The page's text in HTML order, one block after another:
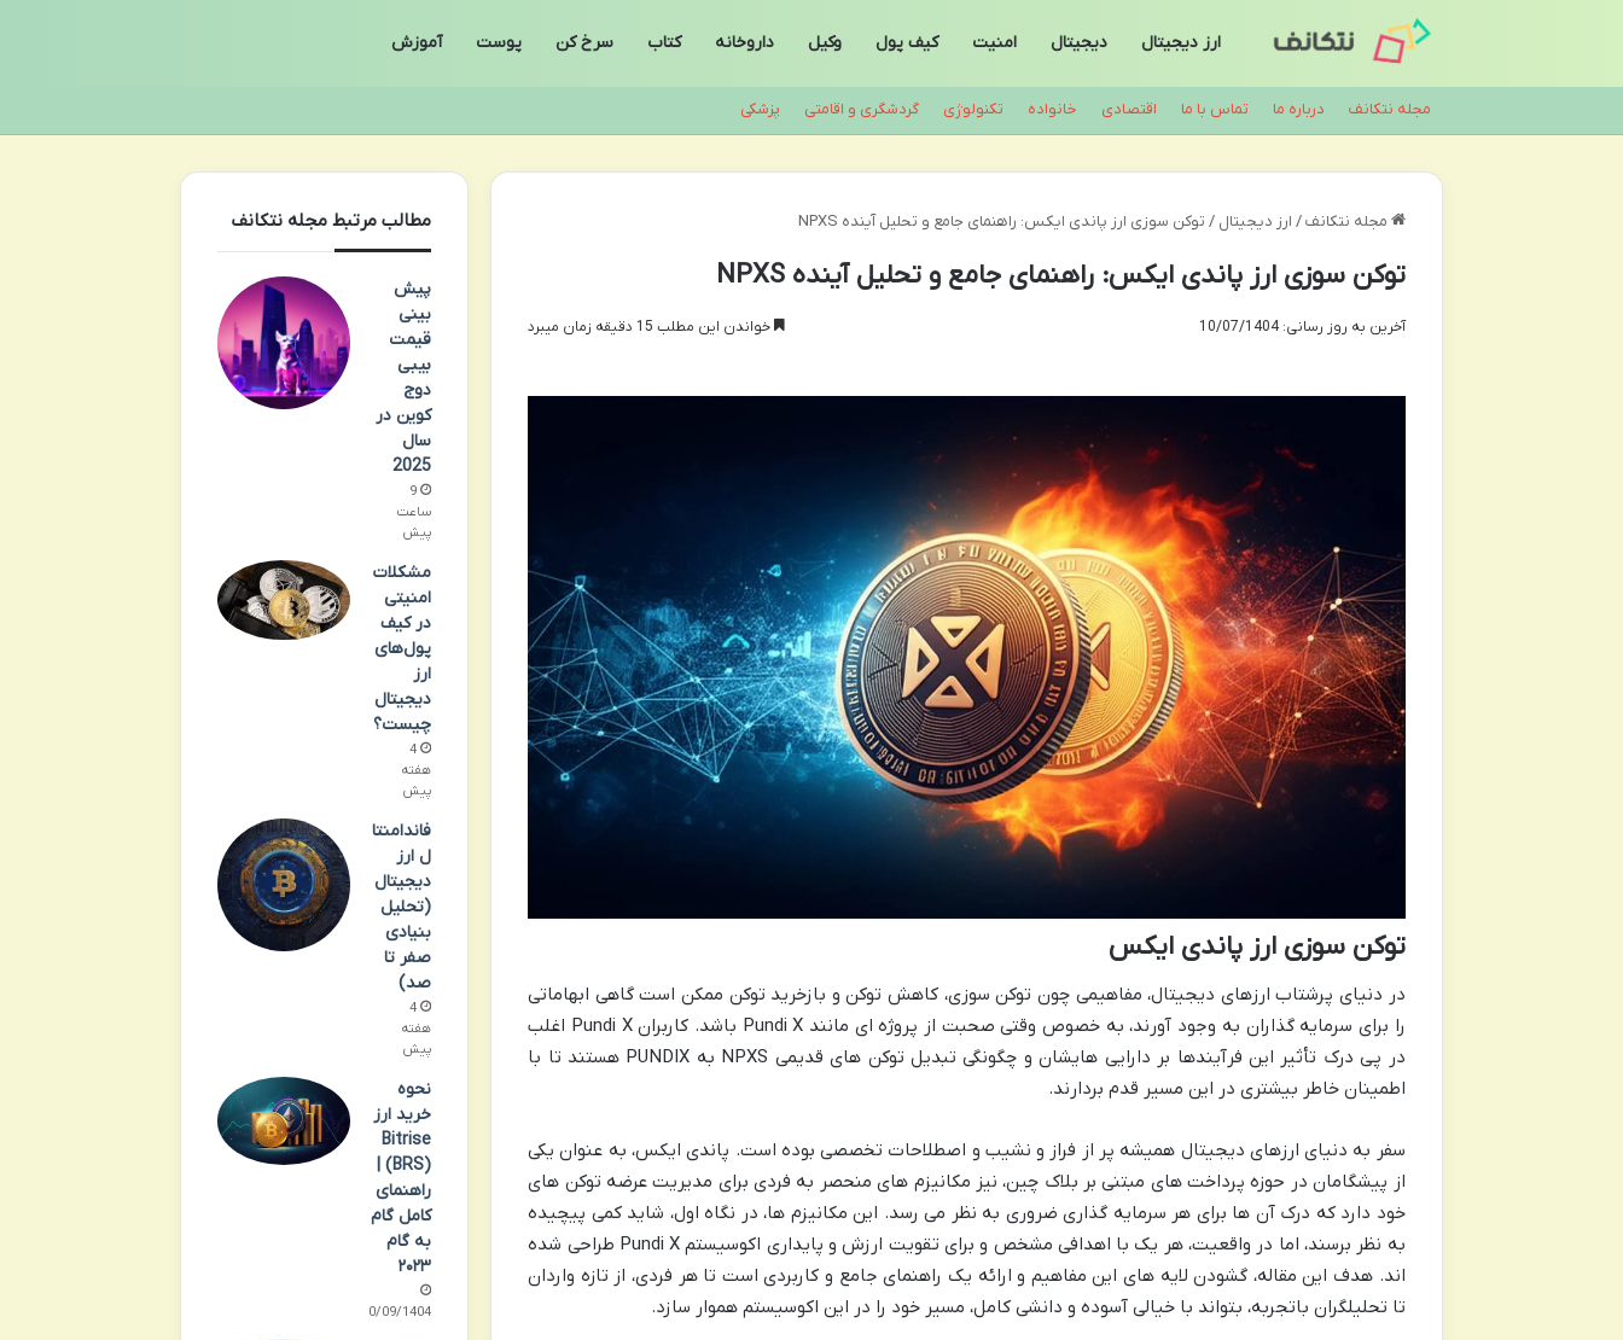
ارز دیجیتال دیجیتال امنیت کیف پول وکیل داروخانه کتاب سرخ کن پوست آموزش
مجله نتکانف درباره ما تماس با ما اقتصادی خانواده تکنولوژی گردشگری و اقامتی پزشکی
مجله نتکانف / ارز دیجیتال / توکن سوزی ارز پاندی ایکس: راهنمای جامع و تحلیل آینده NPXS
توکن سوزی ارز پاندی ایکس: راهنمای جامع و تحلیل آینده NPXS
آخرین به روز رسانی: 10/07/1404 خواندن این مطلب 15 دقیقه زمان میبرد
توکن سوزی ارز پاندی ایکس
در دنیای پرشتاب ارزهای دیجیتال، مفاهیمی چون توکن سوزی، کاهش توکن و بازخرید توکن ممکن است گاهی ابهاماتی
را برای سرمایه گذاران به وجود آورند، به خصوص وقتی صحبت از پروژه ای مانند Pundi X باشد. کاربران Pundi X اغلب
در پی درک تأثیر این فرآیندها بر دارایی هایشان و چگونگی تبدیل توکن های قدیمی NPXS به PUNDIX هستند تا با
اطمینان خاطر بیشتری در این مسیر قدم بردارند.
سفر به دنیای ارزهای دیجیتال همیشه پر از فراز و نشیب و اصطلاحات تخصصی بوده است. پاندی ایکس، به عنوان یکی
از پیشگامان در حوزه پرداخت های مبتنی بر بلاک چین، نیز مکانیزم های منحصر به فردی برای مدیریت عرضه توکن های
خود دارد که درک آن ها برای هر سرمایه گذاری ضروری به نظر می رسد. این مکانیزم ها، در نگاه اول، شاید کمی پیچیده
به نظر برسند، اما در واقعیت، هر یک با اهدافی مشخص و برای تقویت ارزش و پایداری اکوسیستم Pundi X طراحی شده
اند. هدف این مقاله، گشودن لایه های این مفاهیم و ارائه یک راهنمای جامع و کاربردی است تا هر فردی، از تازه واردان
تا تحلیلگران باتجربه، بتواند با خیالی آسوده و دانشی کامل، مسیر خود را در این اکوسیستم هموار سازد.
مطالب مرتبط مجله نتکانف
پیش
بینی
قیمت
بیبی
دوج
کوین در
سال
2025
9
ساعت
پیش
مشکلات
امنیتی
در کیف
پول‌های
ارز
دیجیتال
چیست؟
4
هفته
پیش
فاندامنتا
ل ارز
دیجیتال
(تحلیل
بنیادی
صفر تا
صد)
4
هفته
پیش
نحوه
خرید ارز
Bitrise
(BRS) |
راهنمای
کامل گام
به گام
۲۰۲۳
30/09/1404